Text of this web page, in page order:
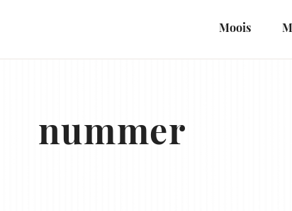
Moois
nummer